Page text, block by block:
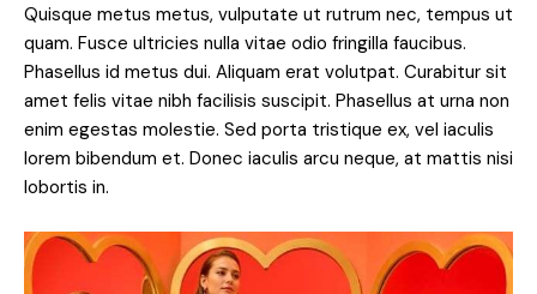
Quisque metus metus, vulputate ut rutrum nec, tempus ut
quam. Fusce ultricies nulla vitae odio fringilla faucibus.
Phasellus id metus dui. Aliquam erat volutpat. Curabitur sit
amet felis vitae nibh facilisis suscipit. Phasellus at urna non
enim egestas molestie. Sed porta tristique ex, vel iaculis
lorem bibendum et. Donec iaculis arcu neque, at mattis nisi
lobortis in.